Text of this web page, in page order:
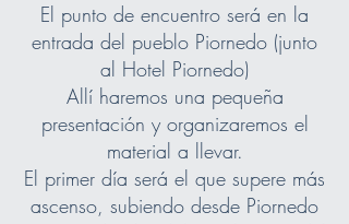
El punto de encuentro será en la
entrada del pueblo Piornedo (junto
al Hotel Piornedo)
Allí haremos una pequeña
presentación y organizaremos el
material a llevar.
El primer día será el que supere más
ascenso, subiendo desde Piornedo